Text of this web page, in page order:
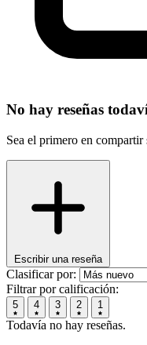
No hay reseñas
Sea el primero en compartir
Escribir una reseña
Clasificar por:
Filtrar por calificación:
5 4 3 2 1
Todavía no hay reseñas.